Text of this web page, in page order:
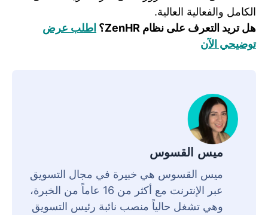
الكامل والفعالية العالية.
هل تريد التعرف على نظام ZenHR؟
اطلب عرض
توضيحي الآن
ميس القسوس
ميس القسوس هي خبيرة في مجال التسويق
عبر الإنترنت مع أكثر من 16 عاماً من الخبرة،
وهي تشغل حالياً منصب نائبة رئيس التسويق